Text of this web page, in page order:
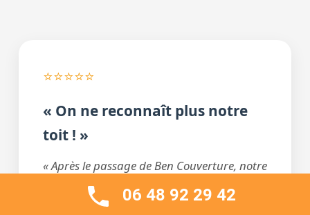
⭐⭐⭐⭐⭐
« On ne reconnaît plus notre
toit ! »
« Après le passage de Ben Couverture, notre
maison a retrouvé son charme d’antan. Le
nettoyage est parfait, les gouttières ont
06 48 92 29 42